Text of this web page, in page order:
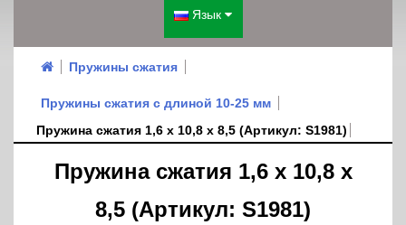
Язык
Пружины сжатия
Пружины сжатия с длиной 10-25 мм
Пружина сжатия 1,6 х 10,8 х 8,5 (Артикул: S1981)
Пружина сжатия 1,6 х 10,8 х
8,5 (Артикул: S1981)